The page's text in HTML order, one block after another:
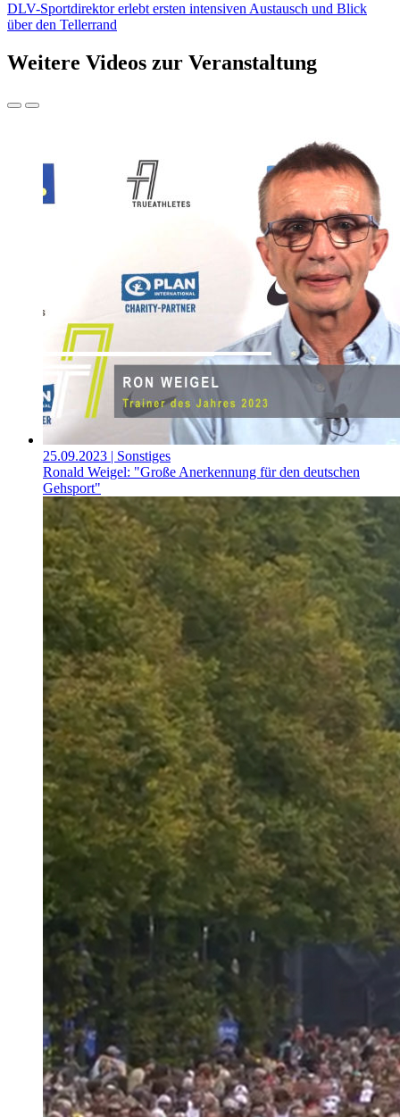
DLV-Sportdirektor erlebt ersten intensiven Austausch und Blick
über den Tellerrand
Weitere Videos zur Veranstaltung
25.09.2023 | Sonstiges
Ronald Weigel: "Große Anerkennung für den deutschen
Gehsport"